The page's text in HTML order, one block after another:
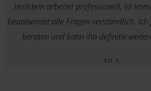
Hollstein arbeitet professionell, ist
beantwortet alle Fragen verständlich.
beraten und kann ihn definitiv
Elif. K.